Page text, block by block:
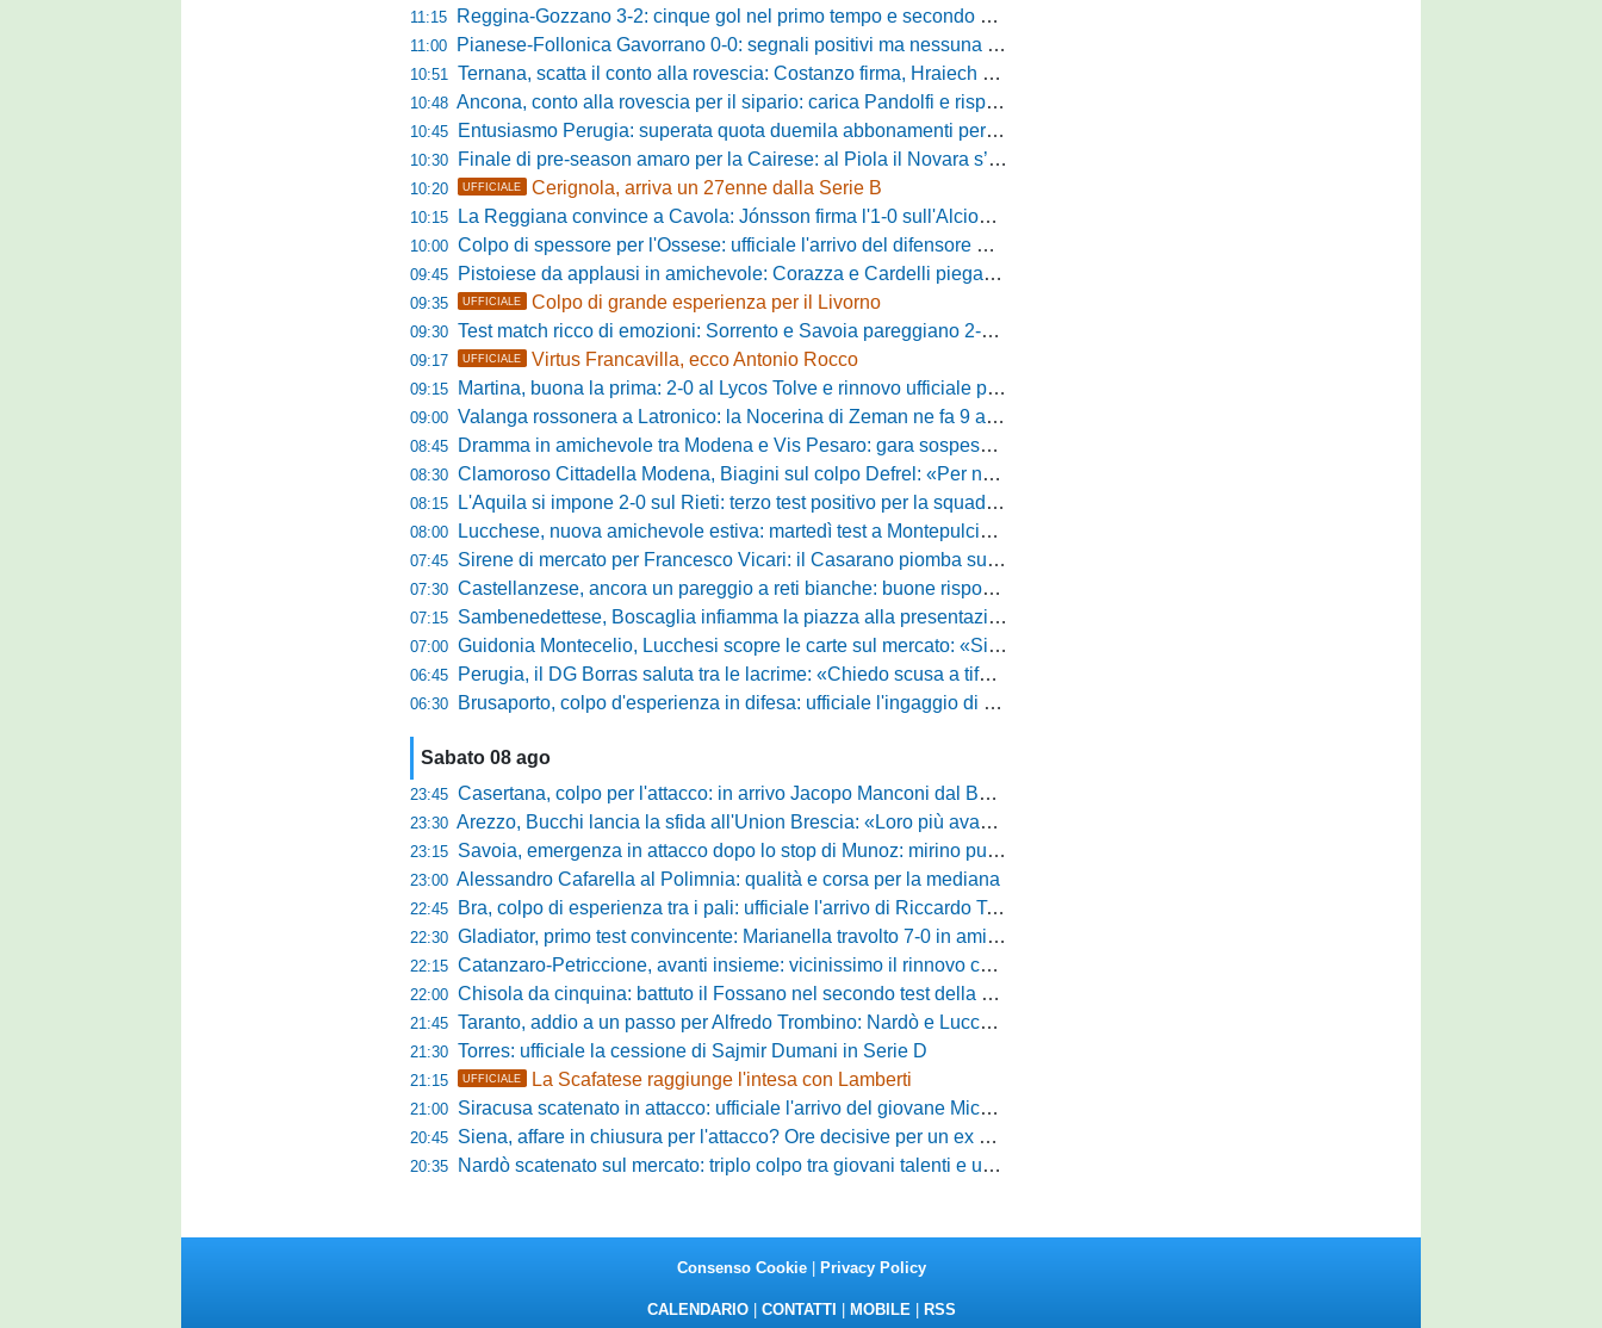
11:15 Reggina-Gozzano 3-2: cinque gol nel primo tempo e secondo successo per la squadra di Marchionni
11:00 Pianese-Follonica Gavorrano 0-0: segnali positivi ma nessuna rete nell'ultimo collaudo
10:51 Ternana, scatta il conto alla rovescia: Costanzo firma, Hraiech vicino e nel pomeriggio c'è l'amichevole
10:48 Ancona, conto alla rovescia per il sipario: carica Pandolfi e risposta da record degli abbonati
10:45 Entusiasmo Perugia: superata quota duemila abbonamenti per il prossimo campionato
10:30 Finale di pre-season amaro per la Cairese: al Piola il Novara s’impone 2-0 con super Valdesi
10:20 UFFICIALE Cerignola, arriva un 27enne dalla Serie B
10:15 La Reggiana convince a Cavola: Jónsson firma l'1-0 sull'Alcione Milano
10:00 Colpo di spessore per l'Ossese: ufficiale l'arrivo del difensore Riccardo Idda
09:45 Pistoiese da applausi in amichevole: Corazza e Cardelli piegano lo Scandicci per 1-0
09:35 UFFICIALE Colpo di grande esperienza per il Livorno
09:30 Test match ricco di emozioni: Sorrento e Savoia pareggiano 2-2 in amichevole
09:17 UFFICIALE Virtus Francavilla, ecco Antonio Rocco
09:15 Martina, buona la prima: 2-0 al Lycos Tolve e rinnovo ufficiale per Llanos
09:00 Valanga rossonera a Latronico: la Nocerina di Zeman ne fa 9 all'Atletico Agromonte
08:45 Dramma in amichevole tra Modena e Vis Pesaro: gara sospesa per il grave infortunio di Sersanti
08:30 Clamoroso Cittadella Modena, Biagini sul colpo Defrel: «Per noi rappresenta un sogno, a volte si realizzano»
08:15 L'Aquila si impone 2-0 sul Rieti: terzo test positivo per la squadra di Andreucci
08:00 Lucchese, nuova amichevole estiva: martedì test a Montepulciano contro il Taranto
07:45 Sirene di mercato per Francesco Vicari: il Casarano piomba sul difensore del Bari
07:30 Castellanzese, ancora un pareggio a reti bianche: buone risposte per Bolzoni col Club Milano
07:15 Sambenedettese, Boscaglia infiamma la piazza alla presentazione: «Senza di voi non saremmo nulla, vi promettiamo lavoro e maglia sudata»
07:00 Guidonia Montecelio, Lucchesi scopre le carte sul mercato: «Siamo contenti del lavoro fatto, puntiamo dritti ai playoff»
06:45 Perugia, il DG Borras saluta tra le lacrime: «Chiedo scusa a tifosi e famiglia, Faroni ha perso tantissimi soldi»
06:30 Brusaporto, colpo d'esperienza in difesa: ufficiale l'ingaggio di Manuel Daffara
Sabato 08 ago
23:45 Casertana, colpo per l'attacco: in arrivo Jacopo Manconi dal Benevento
23:30 Arezzo, Bucchi lancia la sfida all'Union Brescia: «Loro più avanti di noi, ma vogliamo dimostrare di essere competitivi»
23:15 Savoia, emergenza in attacco dopo lo stop di Munoz: mirino puntato su Philip Yeboah
23:00 Alessandro Cafarella al Polimnia: qualità e corsa per la mediana
22:45 Bra, colpo di esperienza tra i pali: ufficiale l'arrivo di Riccardo Tosi
22:30 Gladiator, primo test convincente: Marianella travolto 7-0 in amichevole
22:15 Catanzaro-Petriccione, avanti insieme: vicinissimo il rinnovo contrattuale
22:00 Chisola da cinquina: battuto il Fossano nel secondo test della preparazione estiva
21:45 Taranto, addio a un passo per Alfredo Trombino: Nardò e Lucchese sul bomber
21:30 Torres: ufficiale la cessione di Sajmir Dumani in Serie D
21:15 UFFICIALE La Scafatese raggiunge l'intesa con Lamberti
21:00 Siracusa scatenato in attacco: ufficiale l'arrivo del giovane Michele Madonna
20:45 Siena, affare in chiusura per l'attacco? Ore decisive per un ex Pistoiese
20:35 Nardò scatenato sul mercato: triplo colpo tra giovani talenti e un grande ritorno
Consenso Cookie| Privacy Policy
CALENDARIO| CONTATTI MOBILE| RSS